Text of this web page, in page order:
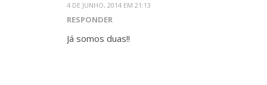
4 DE JUNHO, 2014 EM 21:13
RESPONDER
Já somos duas!!